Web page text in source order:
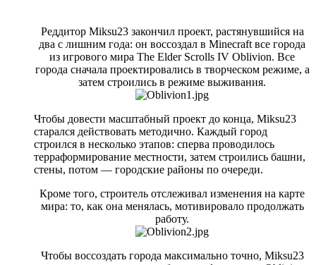
Реддитор Miksu23 закончил проект, растянувшийся на
два с лишним года: он воссоздал в Minecraft все города
из игрового мира The Elder Scrolls IV Oblivion. Все
города сначала проектировались в творческом режиме, а
затем строились в режиме выживания.
Чтобы довести масштабный проект до конца, Miksu23
старался действовать методично. Каждый город
строился в несколько этапов: сперва проводилось
терраформирование местности, затем строились башни,
стены, потом — городские районы по очереди.
Кроме того, строитель отслеживал изменения на карте
мира: то, как она менялась, мотивировало продолжать
работу.
Чтобы воссоздать города максимально точно, Miksu23